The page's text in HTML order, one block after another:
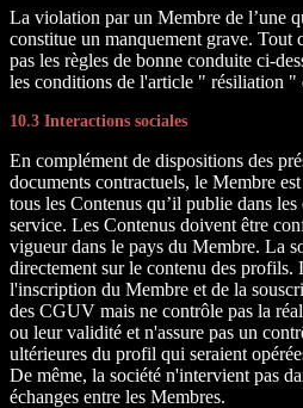
La violation par un Membre de l’une
constitue un manquement grave. Tout
pas les règles de bonne conduite ci-
les conditions de l'article " résiliation "
10.3 Interactions sociales
En complément de dispositions des
documents contractuels, le Membre
tous les Contenus qu’il publie dans les
service. Les Contenus doivent être
vigueur dans le pays du Membre. La
directement sur le contenu des profils.
l'inscription du Membre et de la
des CGUV mais ne contrôle pas la
ou leur validité et n'assure pas un
ultérieures du profil qui seraient
De même, la société n'intervient pas
échanges entre les Membres.